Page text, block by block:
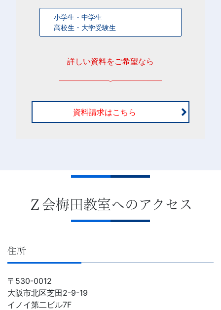
小学生・中学生
高校生・大学受験生
詳しい資料をご希望なら
資料請求はこちら
Ｚ会梅田教室へのアクセス
住所
〒530-0012
大阪市北区芝田2-9-19
イノイ第二ビル7F